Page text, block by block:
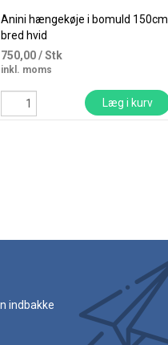
Anini hængekøje i bomuld 150cm
bred hvid
750,00/ Stk
inkl. moms
Læg i kurv
indbakke